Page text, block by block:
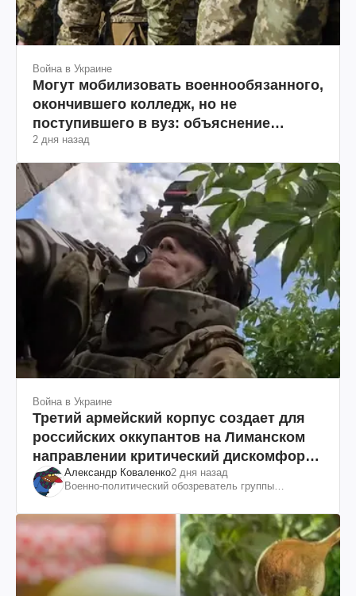
Война в Украине
Могут мобилизовать военнообязанного,
окончившего колледж, но не
поступившего в вуз: объяснение
юриста
2 дня назад
Война в Украине
Третий армейский корпус создает для
российских оккупантов на Лиманском
направлении критический дискомфорт:
как это удалось
Александр Коваленко2 дня назад
Военно-политический обозреватель группы